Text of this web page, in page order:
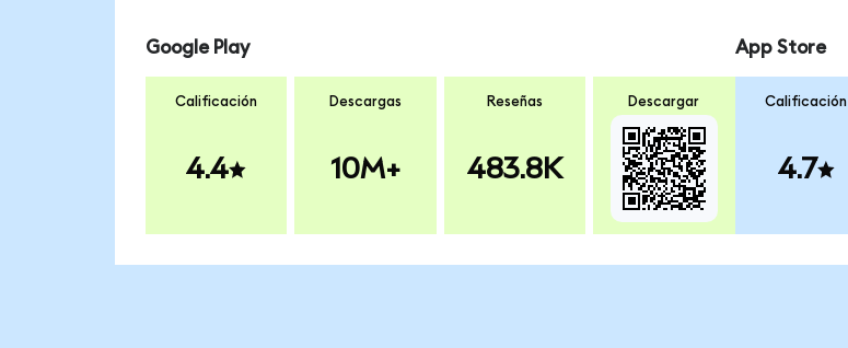
Google Play
Calificación
4.4
Descargas
10M+
Reseñas
483.8K
Descargar
App Store
Calificación
4.7